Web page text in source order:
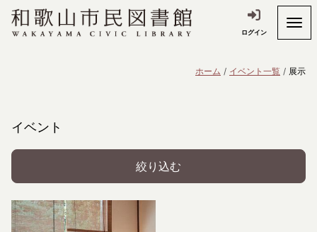
ログイン
ホーム イベント一覧 展示
イベント
絞り込む